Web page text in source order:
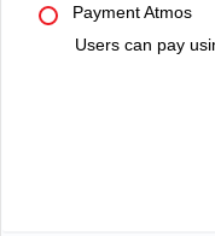
Payment Atmos
Users can pay